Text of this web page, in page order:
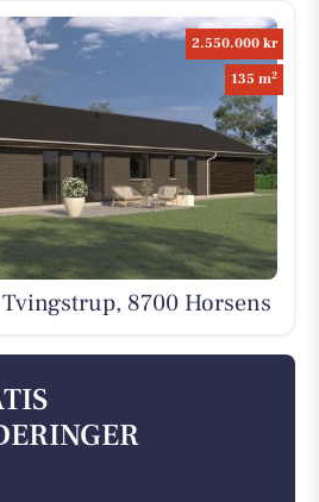
2.550.000 kr
135 m2
8700 Horsens